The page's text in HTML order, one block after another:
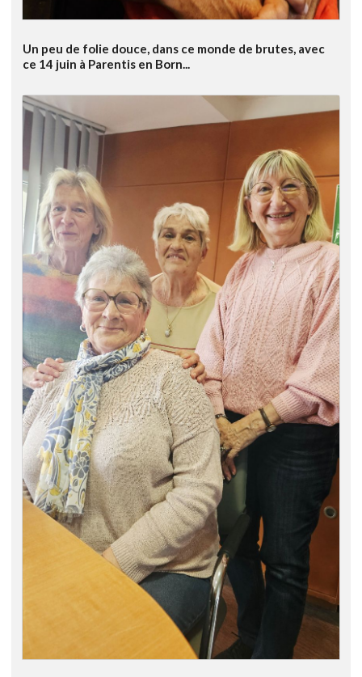
Un peu de folie douce, dans ce monde de brutes, avec
ce 14 juin à Parentis en Born...